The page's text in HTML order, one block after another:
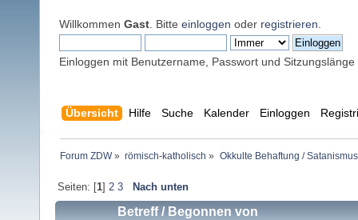
Willkommen Gast . Bitte einloggen oder registrieren
Einloggen mit Benutzername, Passwort und Sitzungslänge
Übersicht Hilfe Suche Kalender Einloggen
Forum ZDW» römisch-katholisch » Okkulte Behaftung /
Seiten: [1] 2 3 Nach unten
Betreff/ Begonnen von